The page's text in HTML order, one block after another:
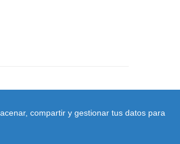
compartir y gestionar tus datos para